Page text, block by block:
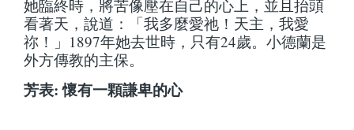
她臨終時，將苦像壓在自己的心上，並且抬頭
看著天，說道：「我多麼愛祂！天主，我愛
祢！」1897年她去世時，只有24歲。小德蘭是
外方傳教的主保。
芳表: 懷有一顆謙卑的心